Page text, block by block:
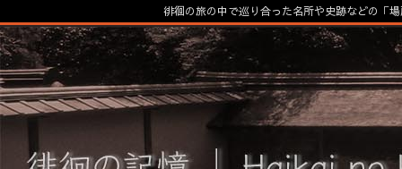
徘徊の旅の中で巡り合った名所や史跡などの「